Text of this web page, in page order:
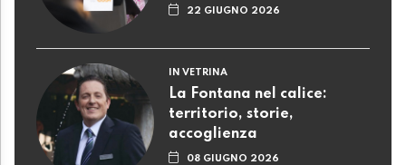
22 GIUGNO 2026
IN VETRINA
La Fontana nel calice:
territorio, storie,
accoglienza
08 GIUGNO 2026